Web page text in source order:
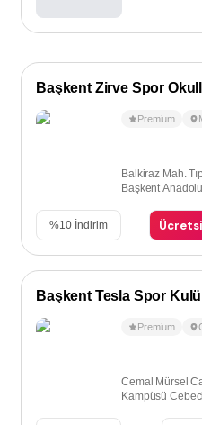
Başkent Zirve Spor
Premium
Balkiraz Mah.
Başkent
%10 İndirim
Başkent Tesla Spor
Premium
Cemal Mürsel
Kampüsü